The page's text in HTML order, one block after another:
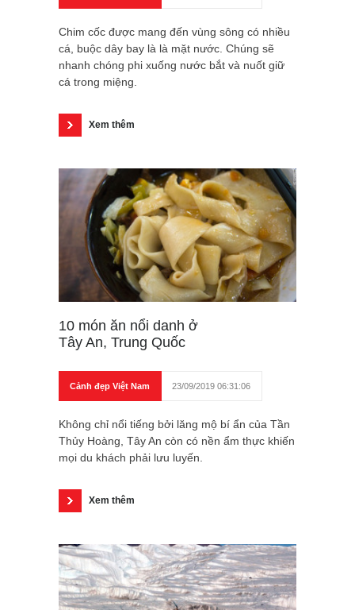
Chim cốc được mang đến vùng sông có nhiều
cá, buộc dây bay là là mặt nước. Chúng sẽ
nhanh chóng phi xuống nước bắt và nuốt giữ
cá trong miệng.
Xem thêm
10 món ăn nổi danh ở
Tây An, Trung Quốc
Cảnh đẹp Việt Nam 23/09/2019 06:31:06
Không chỉ nổi tiếng bởi lăng mộ bí ẩn của Tần
Thủy Hoàng, Tây An còn có nền ẩm thực khiến
mọi du khách phải lưu luyến.
Xem thêm